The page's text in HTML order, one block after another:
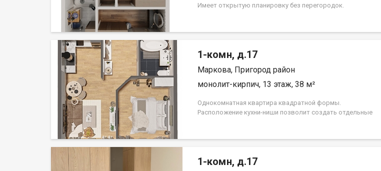
Имеет открытую планировку без перегородок.
инвестиций. Группа строительных компаний «Восток Центр
1-комн, д.17
Маркова, Пригород район
монолит-кирпич, 13 этаж, 38 м²
Однокомнатная квартира квадратной формы.
Расположение кухни-ниши позволит создать отдельные
Группа строительных компаний «Восток Центр Иркутск»
1-комн, д.17